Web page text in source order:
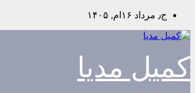
Skip
content
ج٫ مرداد ۱۶ام, ۱۴۰۵
کمیل مدیا